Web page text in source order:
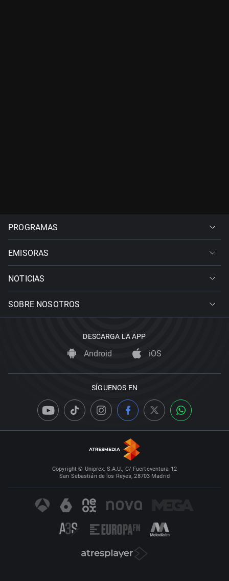
PROGRAMAS
EMISORAS
NOTICIAS
SOBRE NOSOTROS
DESCARGA LA APP
Android iOS
SÍGUENOS EN
Copyright © Uniprex, S.A.U., C/ Fuerteventura 12
San Sebastián de los Reyes, 28703 Madrid